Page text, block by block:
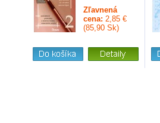
Zľavnená
cena: 2,85 €
(85,90 Sk)